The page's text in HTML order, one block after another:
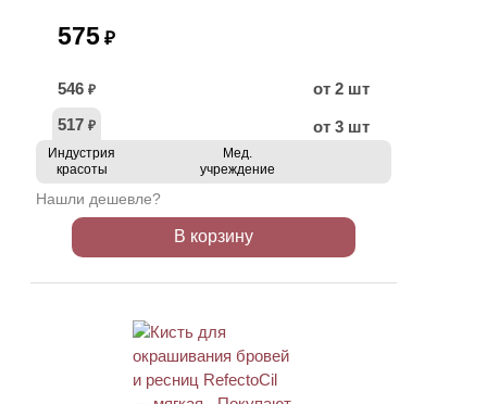
575 ₽
546 ₽
от 2 шт
517 ₽ от 3 шт
Индустрия
красоты
Мед.
учреждение
Нашли дешевле?
В корзину